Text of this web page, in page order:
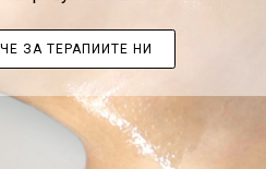
ЗА ТЕРАПИИТЕ НИ